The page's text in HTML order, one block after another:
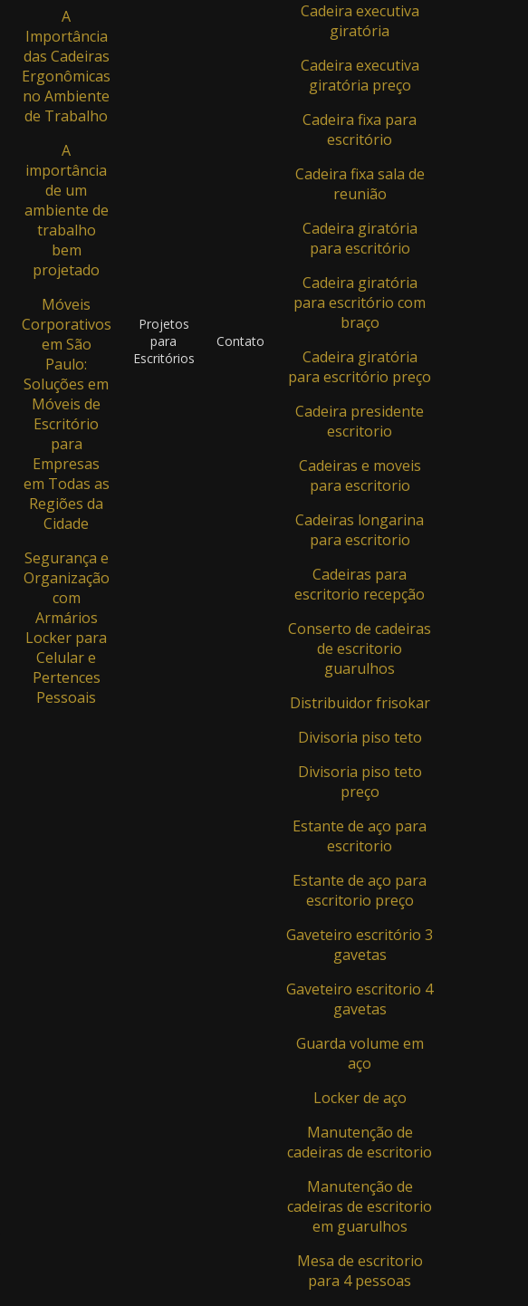
A
Importância
das Cadeiras
Ergonômicas
no Ambiente
de Trabalho
A
importância
de um
ambiente de
trabalho
bem
projetado
Móveis
Corporativos
em São
Paulo:
Soluções em
Móveis de
Escritório
para
Empresas
em Todas as
Regiões da
Cidade
Segurança e
Organização
com
Armários
Locker para
Celular e
Pertences
Pessoais
Projetos
para
Escritórios
Contato
Cadeira executiva
giratória
Cadeira executiva
giratória preço
Cadeira fixa para
escritório
Cadeira fixa sala de
reunião
Cadeira giratória
para escritório
Cadeira giratória
para escritório com
braço
Cadeira giratória
para escritório preço
Cadeira presidente
escritorio
Cadeiras e moveis
para escritorio
Cadeiras longarina
para escritorio
Cadeiras para
escritorio recepção
Conserto de cadeiras
de escritorio
guarulhos
Distribuidor frisokar
Divisoria piso teto
Divisoria piso teto
preço
Estante de aço para
escritorio
Estante de aço para
escritorio preço
Gaveteiro escritório 3
gavetas
Gaveteiro escritorio 4
gavetas
Guarda volume em
aço
Locker de aço
Manutenção de
cadeiras de escritorio
Manutenção de
cadeiras de escritorio
em guarulhos
Mesa de escritorio
para 4 pessoas
Mesa Delta - Cod.: cod. 725404
Mesa Delta - Cod.: cod. 725456
Mesa Delta - Cod.: cod. 751414
Mesa Delta - Cod.: cod. 78
Mesa Delta 120º - Cod.: cod.78120
Mesa Delta com armário - Cod.: cod.
Mesa Delta e Meia Lua - Cod.: 521515
Mesa Delta em MDF - Cod.: cod. 25520
Mesas De Reunião
Mesa de Reunião - Cod.: MR-003
Mesa de Reunião - Cod.: MR-004
Mesa de Reunião Redonda - Cod.: MR-
Arquivo de aço - Cod.: Cod 516
Roupeiro de aço - Cod.: cod. 523
Piso Elevado - Cod.: PE-005
Piso Elevado - Cod.: PE-008
Piso Elevado ideal para Coworking -
Piso Elevado ideal para escritórios -
Piso Elevado ideal para Escritórios
Compartilhados - Cod.: PE-003
Pisos elevado para auditórios e
escritórios - Cod.: PE-002
Pisos elevados - Cod.: PE-006